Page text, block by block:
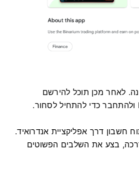
לאחר מכן תוכל להירשם
חשבון דרך אפליקציית אנדרואיד.
בצע את השלבים הפשוטים